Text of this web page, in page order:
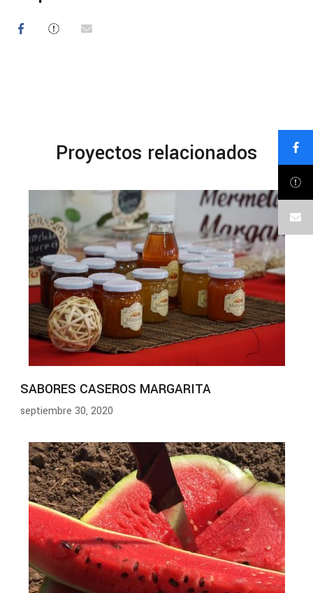
Proyectos relacionados
SABORES CASEROS MARGARITA
septiembre 30, 2020